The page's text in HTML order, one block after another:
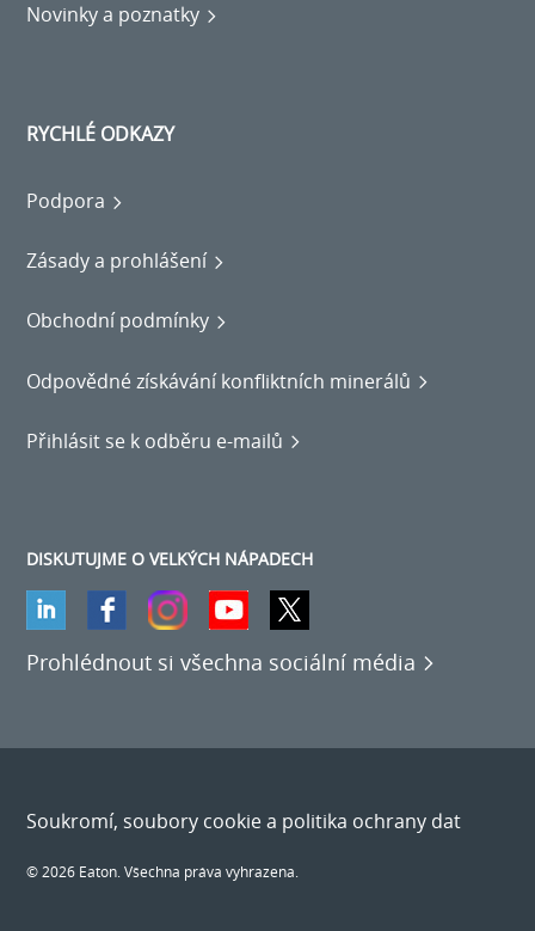
Novinky a poznatky
RYCHLÉ ODKAZY
Podpora
Zásady a prohlášení
Obchodní podmínky
Odpovědné získávání konfliktních minerálů
Přihlásit se k odběru e-mailů
DISKUTUJME O VELKÝCH NÁPADECH
Prohlédnout si všechna sociální média
Soukromí, soubory cookie a politika ochrany dat
© 2026 Eaton. Všechna práva vyhrazena.